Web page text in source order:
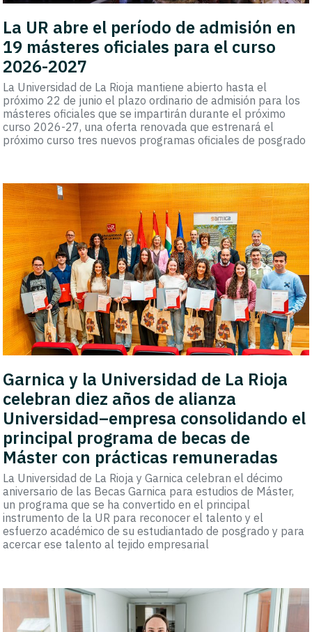
La UR abre el período de admisión en
19 másteres oficiales para el curso
2026-2027
La Universidad de La Rioja mantiene abierto hasta el
próximo 22 de junio el plazo ordinario de admisión para los
másteres oficiales que se impartirán durante el próximo
curso 2026-27, una oferta renovada que estrenará el
próximo curso tres nuevos programas oficiales de posgrado
Garnica y la Universidad de La Rioja
celebran diez años de alianza
Universidad–empresa consolidando el
principal programa de becas de
Máster con prácticas remuneradas
La Universidad de La Rioja y Garnica celebran el décimo
aniversario de las Becas Garnica para estudios de Máster,
un programa que se ha convertido en el principal
instrumento de la UR para reconocer el talento y el
esfuerzo académico de su estudiantado de posgrado y para
acercar ese talento al tejido empresarial